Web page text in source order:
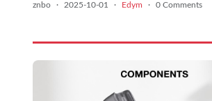
znbo · 2025-10-01 · Edym · 0 Comments